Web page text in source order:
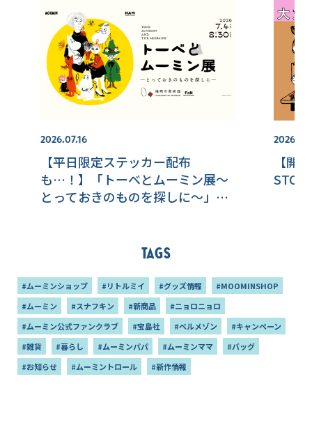
2026.07.16
【平日限定ステッカー配布
も…！】「トーベとムーミン展～
とっておきのものを探しに～」福
【開
Tags
#ムーミンショップ #リトルミイ #グッズ情報
#MOOMINSHOP
#ムーミン
#スナフキン #新商品
#ニョロニョロ
#ムーミン公式ファンクラブ
#宝島社 #ベルメゾン
#キャンペーン
#雑貨
#暮らし #ムーミンパパ #ムーミンママ
#バッグ
#お知らせ
#ムーミントロール #新作情報